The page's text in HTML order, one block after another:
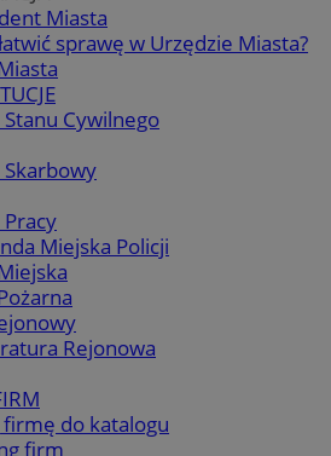
Miasta
sprawę w Urzędzie Miasta?
Stanu Cywilnego
Skarbowy
Miejska Policji
Rejonowa
firmę do katalogu
firm